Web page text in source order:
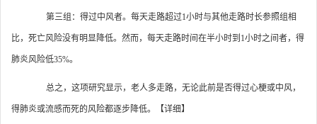
第三组：得过中风者。每天走路超过1小时与其他走路时长参照组相
比，死亡风险没有明显降低。然而，每天走路时间在半小时到1小时之间者，得
肺炎风险低35%。
总之，这项研究显示，老人多走路，无论此前是否得过心梗或中风，
得肺炎或流感而死的风险都逐步降低。【详细】